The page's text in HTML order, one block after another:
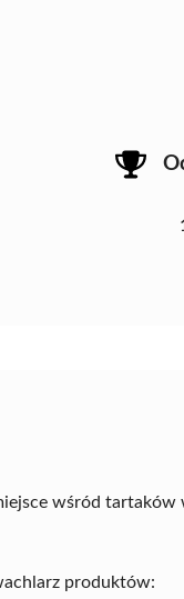
wśród
produktów: